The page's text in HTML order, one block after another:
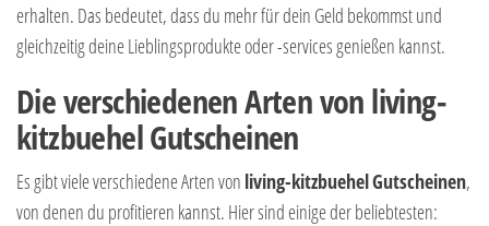
erhalten. Das bedeutet, dass du mehr für dein Geld bekommst und
gleichzeitig deine Lieblingsprodukte oder -services genießen kannst.
Die verschiedenen Arten von living-
kitzbuehel Gutscheinen
Es gibt viele verschiedene Arten von living-kitzbuehelGutscheinen,
von denen du profitieren kannst. Hier sind einige der beliebtesten: